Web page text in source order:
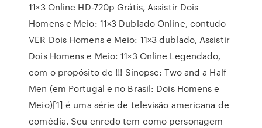
11×3 Online HD-720p Grátis, Assistir Dois
Homens e Meio: 11×3 Dublado Online, contudo
VER Dois Homens e Meio: 11×3 dublado, Assistir
Dois Homens e Meio: 11×3 Online Legendado,
com o propósito de !!! Sinopse: Two and a Half
Men (em Portugal e no Brasil: Dois Homens e
Meio)[1] é uma série de televisão americana de
comédia. Seu enredo tem como personagem